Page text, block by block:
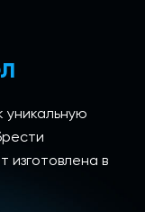
уникальную
изготовлена в